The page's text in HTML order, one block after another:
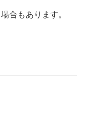
合もあります。